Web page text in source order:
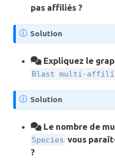
pas affiliés ?
N
o
t
Solution
Expliquez le
Blast multi-
N
o
t
Solution
Le nombre de
Species vous
?